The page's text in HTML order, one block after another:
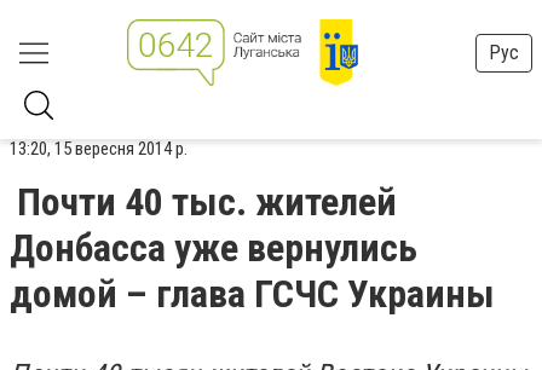
Рус
13:20, 15 вересня 2014 р.
Почти 40 тыс. жителей
Донбасса уже вернулись
домой – глава ГСЧС Украины